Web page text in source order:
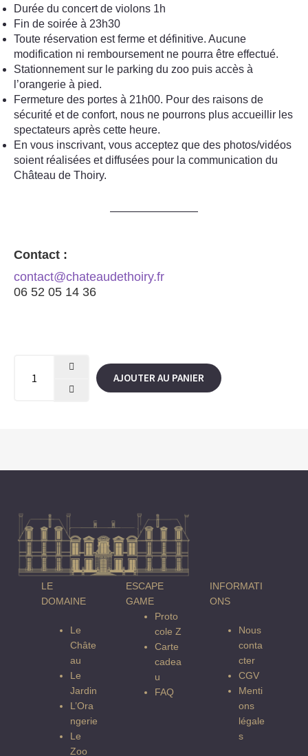
Durée du concert de violons 1h
Fin de soirée à 23h30
Toute réservation est ferme et définitive. Aucune
modification ni remboursement ne pourra être effectué.
Stationnement sur le parking du zoo puis accès à
l’orangerie à pied.
Fermeture des portes à 21h00. Pour des raisons de
sécurité et de confort, nous ne pourrons plus accueillir les
spectateurs après cette heure.
En vous inscrivant, vous acceptez que des photos/vidéos
soient réalisées et diffusées pour la communication du
Château de Thoiry.
————————
Contact :
contact@chateaudethoiry.fr
06 52 05 14 36
AJOUTER AU PANIER
LE
DOMAINE
Le
Châte
au
Le
Jardin
L’Ora
ngerie
Le
Zoo
ESCAPE
GAME
Proto
cole Z
Carte
cadea
u
FAQ
INFORMATI
ONS
Nous
conta
cter
CGV
Menti
ons
légale
s